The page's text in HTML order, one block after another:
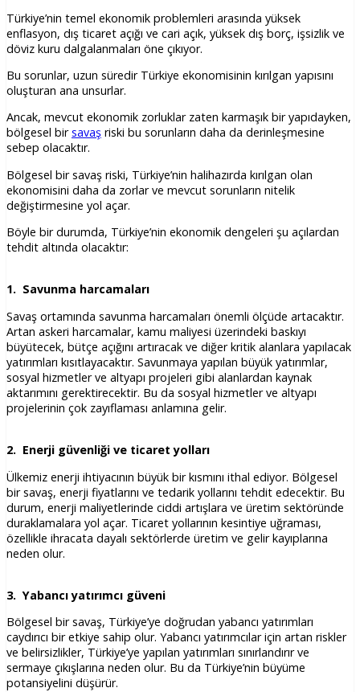
Türkiye’nin temel ekonomik problemleri arasında yüksek
enflasyon, dış ticaret açığı ve cari açık, yüksek dış borç, işsizlik ve
döviz kuru dalgalanmaları öne çıkıyor.
Bu sorunlar, uzun süredir Türkiye ekonomisinin kırılgan yapısını
oluşturan ana unsurlar.
Ancak, mevcut ekonomik zorluklar zaten karmaşık bir yapıdayken,
bölgesel birsavaş riski bu sorunların daha da derinleşmesine
sebep olacaktır.
Bölgesel bir savaş riski, Türkiye’nin halihazırda kırılgan olan
ekonomisini daha da zorlar ve mevcut sorunların nitelik
değiştirmesine yol açar.
Böyle bir durumda, Türkiye’nin ekonomik dengeleri şu açılardan
tehdit altında olacaktır:
1. Savunma harcamaları
Savaş ortamında savunma harcamaları önemli ölçüde artacaktır.
Artan askeri harcamalar, kamu maliyesi üzerindeki baskıyı
büyütecek, bütçe açığını artıracak ve diğer kritik alanlara yapılacak
yatırımları kısıtlayacaktır. Savunmaya yapılan büyük yatırımlar,
sosyal hizmetler ve altyapı projeleri gibi alanlardan kaynak
aktarımını gerektirecektir. Bu da sosyal hizmetler ve altyapı
projelerinin çok zayıflaması anlamına gelir.
2. Enerji güvenliği ve ticaret yolları
Ülkemiz enerji ihtiyacının büyük bir kısmını ithal ediyor. Bölgesel
bir savaş, enerji fiyatlarını ve tedarik yollarını tehdit edecektir. Bu
durum, enerji maliyetlerinde ciddi artışlara ve üretim sektöründe
duraklamalara yol açar. Ticaret yollarının kesintiye uğraması,
özellikle ihracata dayalı sektörlerde üretim ve gelir kayıplarına
neden olur.
3. Yabancı yatırımcı güveni
Bölgesel bir savaş, Türkiye’ye doğrudan yabancı yatırımları
caydırıcı bir etkiye sahip olur. Yabancı yatırımcılar için artan riskler
ve belirsizlikler, Türkiye’ye yapılan yatırımları sınırlandırır ve
sermaye çıkışlarına neden olur. Bu da Türkiye’nin büyüme
potansiyelini düşürür.